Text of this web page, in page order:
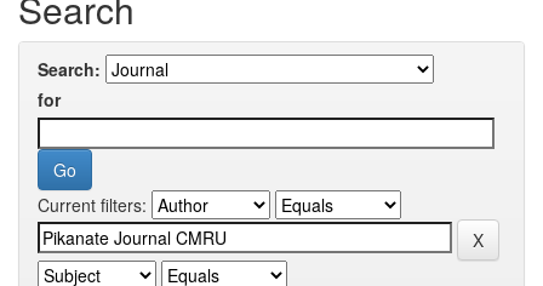
Search:
for
Current filters: